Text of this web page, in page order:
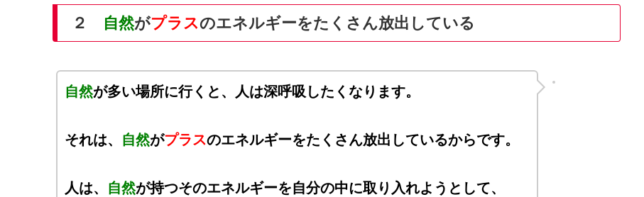
２ 自然がプラスのエネルギーをたくさん放出している
自然が多い場所に行くと、人は深呼吸したくなります。
それは、 自然がプラスのエネルギーをたくさん放出しているからです。
人は、 自然が持つそのエネルギーを自分の中に取り入れようとして、